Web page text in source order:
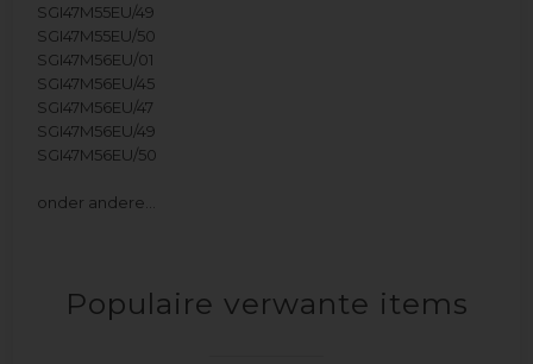
SGI47M55EU/49
SGI47M55EU/50
SGI47M56EU/01
SGI47M56EU/45
SGI47M56EU/47
SGI47M56EU/49
SGI47M56EU/50
onder andere…
Populaire verwante items